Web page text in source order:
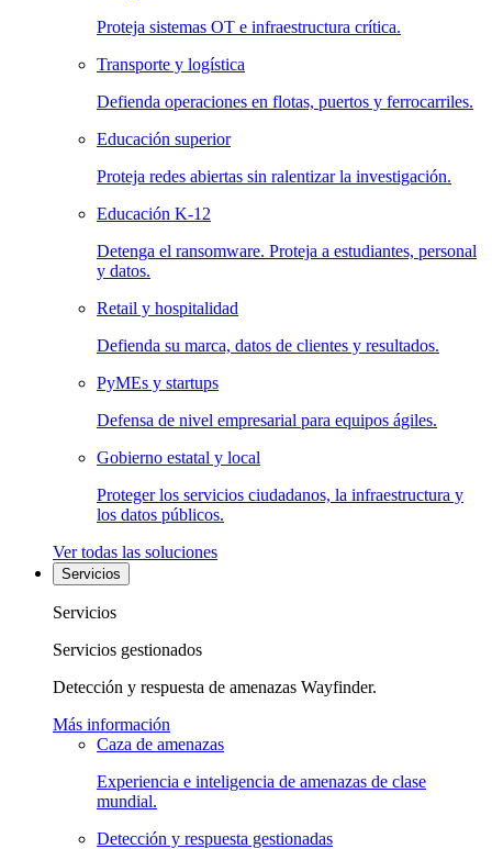
Proteja sistemas OT e infraestructura crítica.
Transporte y logística
Defienda operaciones en flotas, puertos y ferrocarriles.
Educación superior
Proteja redes abiertas sin ralentizar la investigación.
Educación K-12
Detenga el ransomware. Proteja a estudiantes, personal
y datos.
Retail y hospitalidad
Defienda su marca, datos de clientes y resultados.
PyMEs y startups
Defensa de nivel empresarial para equipos ágiles.
Gobierno estatal y local
Proteger los servicios ciudadanos, la infraestructura y
los datos públicos.
Ver todas las soluciones
Servicios
Servicios
Servicios gestionados
Detección y respuesta de amenazas Wayfinder.
Más información
Caza de amenazas
Experiencia e inteligencia de amenazas de clase
mundial.
Detección y respuesta gestionadas